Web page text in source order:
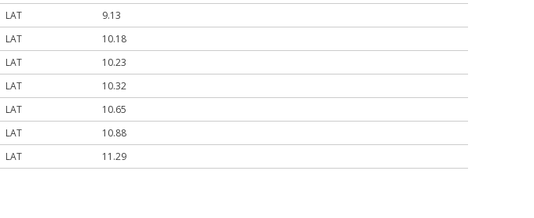
LAT
9.13
LAT
10.18
LAT
10.23
LAT
10.32
LAT
10.65
LAT
10.88
LAT 11.29